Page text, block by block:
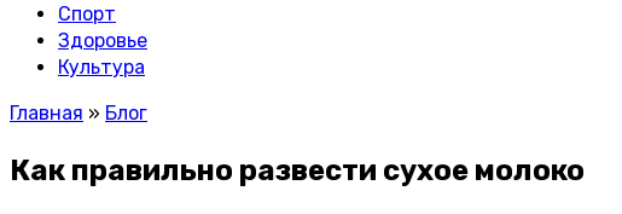
Спорт
Здоровье
Культура
Главная » Блог
Как правильно развести сухое молоко